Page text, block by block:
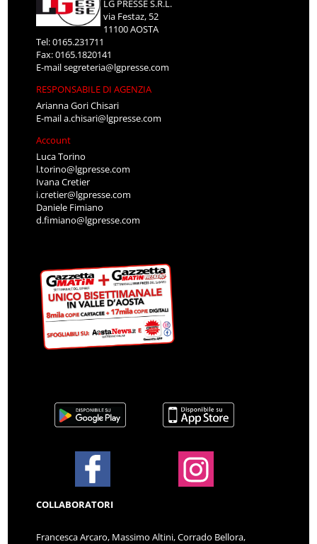
LG PRESSE S.R.L.
via Festaz, 52
11100 AOSTA
Tel: 0165.231711
Fax: 0165.1820141
E-mailsegreteria@lgpresse.com
RESPONSABILE DI AGENZIA
Arianna Gori Chisari
E-maila.chisari@lgpresse.com
Account
Luca Torino
l.torino@lgpresse.com
Ivana Cretier
i.cretier@lgpresse.com
Daniele Fimiano
d.fimiano@lgpresse.com
COLLABORATORI
Francesca Arcaro, Massimo Altini, Corrado Bellora,